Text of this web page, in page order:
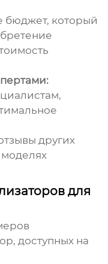
бюджет, который
других
для
, доступных на